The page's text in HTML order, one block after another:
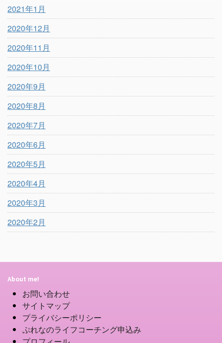
2021年1月
2020年12月
2020年11月
2020年10月
2020年9月
2020年8月
2020年7月
2020年6月
2020年5月
2020年4月
2020年3月
2020年2月
About me!
お問い合わせ
サイトマップ
プライバシーポリシー
ぷれなのライフコーチング申込み